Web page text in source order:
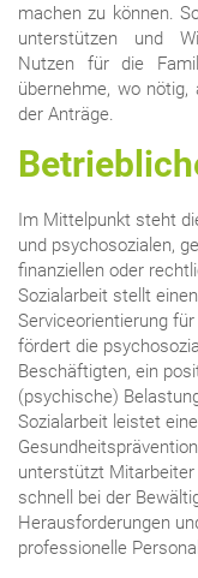
machen zu können.
unterstützen und
Nutzen für die
übernehme, wo
der Anträge.
Im Mittelpunkt steht
und psychosozialen,
finanziellen oder
Sozialarbeit stellt
Serviceorientierung
fördert die
Beschäftigten, ein
(psychische)
Sozialarbeit leistet
unterstützt
schnell bei der
Herausforderungen
professionelle